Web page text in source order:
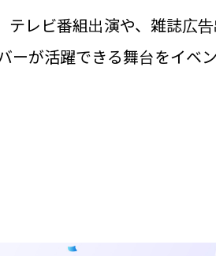
レビ番組出演や、雑誌広告
ーが活躍できる舞台をイベ